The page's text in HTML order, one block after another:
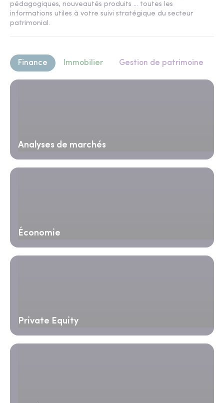
pédagogiques, nouveautés produits ... toutes les
informations utiles à votre suivi stratégique du secteur
patrimonial.
Finance Immobilier Gestion de patrimoine
Analyses de marchés
Économie
Private Equity